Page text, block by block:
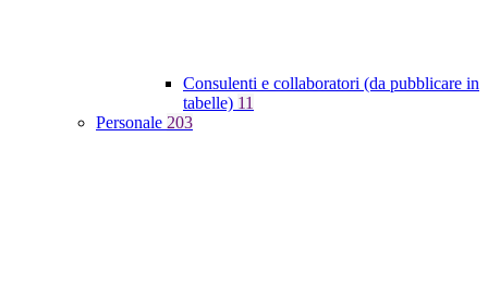
Consulenti e collaboratori (da pubblicare in
tabelle) 11
Personale 203